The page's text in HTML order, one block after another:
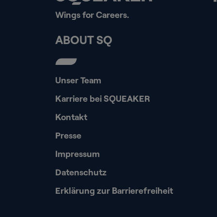
Wings for Careers.
ABOUT SQ
Unser Team
Karriere bei SQUEAKER
Kontakt
Presse
Impressum
Datenschutz
Erklärung zur Barrierefreiheit